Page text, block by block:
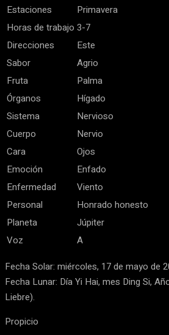
Estaciones
Primavera
Horas de trabajo 3-7
Direcciones
Este
Sabor
Agrio
Fruta
Palma
Órganos
Hígado
Sistema
Nervioso
Cuerpo
Nervio
Cara
Ojos
Emoción
Enfado
Enfermedad
Viento
Personal
Honrado honesto
Planeta
Júpiter
Voz
A
Fecha Solar: miércoles, 17 de mayo de
Fecha Lunar: Día Yi Hai, mes Ding Si,
Liebre).
Propicio